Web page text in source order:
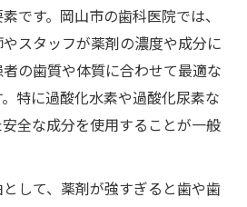
です。岡山市の歯科医院では、
スタッフが薬剤の濃度や成分に
の歯質や体質に合わせて最適な
特に過酸化水素や過酸化尿素な
全な成分を使用することが一般
して、薬剤が強すぎると歯や歯